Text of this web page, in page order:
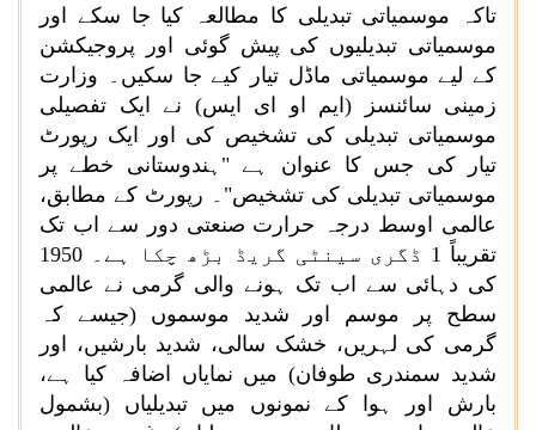
تاکہ موسمیاتی تبدیلی کا مطالعہ کیا جا سکے اور
موسمیاتی تبدیلیوں کی پیش گوئی اور پروجیکشن
کے لیے موسمیاتی ماڈل تیار کیے جا سکیں۔ وزارت
زمینی سائنسز (ایم او ای ایس) نے ایک تفصیلی
موسمیاتی تبدیلی کی تشخیص کی اور ایک رپورٹ
تیار کی جس کا عنوان ہے "ہندوستانی خطے پر
موسمیاتی تبدیلی کی تشخیص"۔ رپورٹ کے مطابق،
عالمی اوسط درجہ حرارت صنعتی دور سے اب تک
تقریباً 1 ڈگری سینٹی گریڈ بڑھ چکا ہے۔ 1950
کی دہائی سے اب تک ہونے والی گرمی نے عالمی
سطح پر موسم اور شدید موسموں (جیسے کہ
گرمی کی لہریں، خشک سالی، شدید بارشیں، اور
شدید سمندری طوفان) میں نمایاں اضافہ کیا ہے،
بارش اور ہوا کے نمونوں میں تبدیلیاں (بشمول